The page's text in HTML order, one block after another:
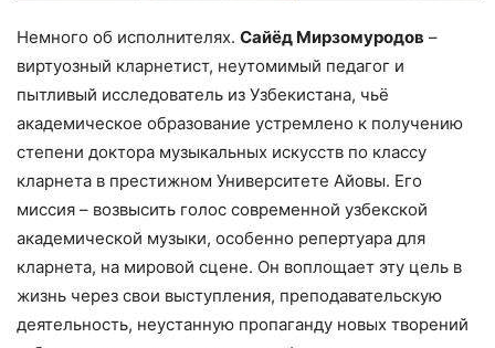
Немного об исполнителях. Сайёд Мирзомуродов –
виртуозный кларнетист, неутомимый педагог и
пытливый исследователь из Узбекистана, чьё
академическое образование устремлено к получению
степени доктора музыкальных искусств по классу
кларнета в престижном Университете Айовы. Его
миссия – возвысить голос современной узбекской
академической музыки, особенно репертуара для
кларнета, на мировой сцене. Он воплощает эту цель в
жизнь через свои выступления, преподавательскую
деятельность, неустанную пропаганду новых творений